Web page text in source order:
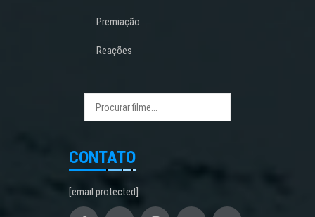
Premiação
Reações
CONTATO
[email protected]